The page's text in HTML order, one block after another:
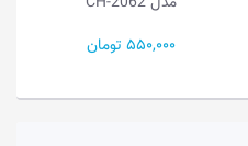
550,000 تومان